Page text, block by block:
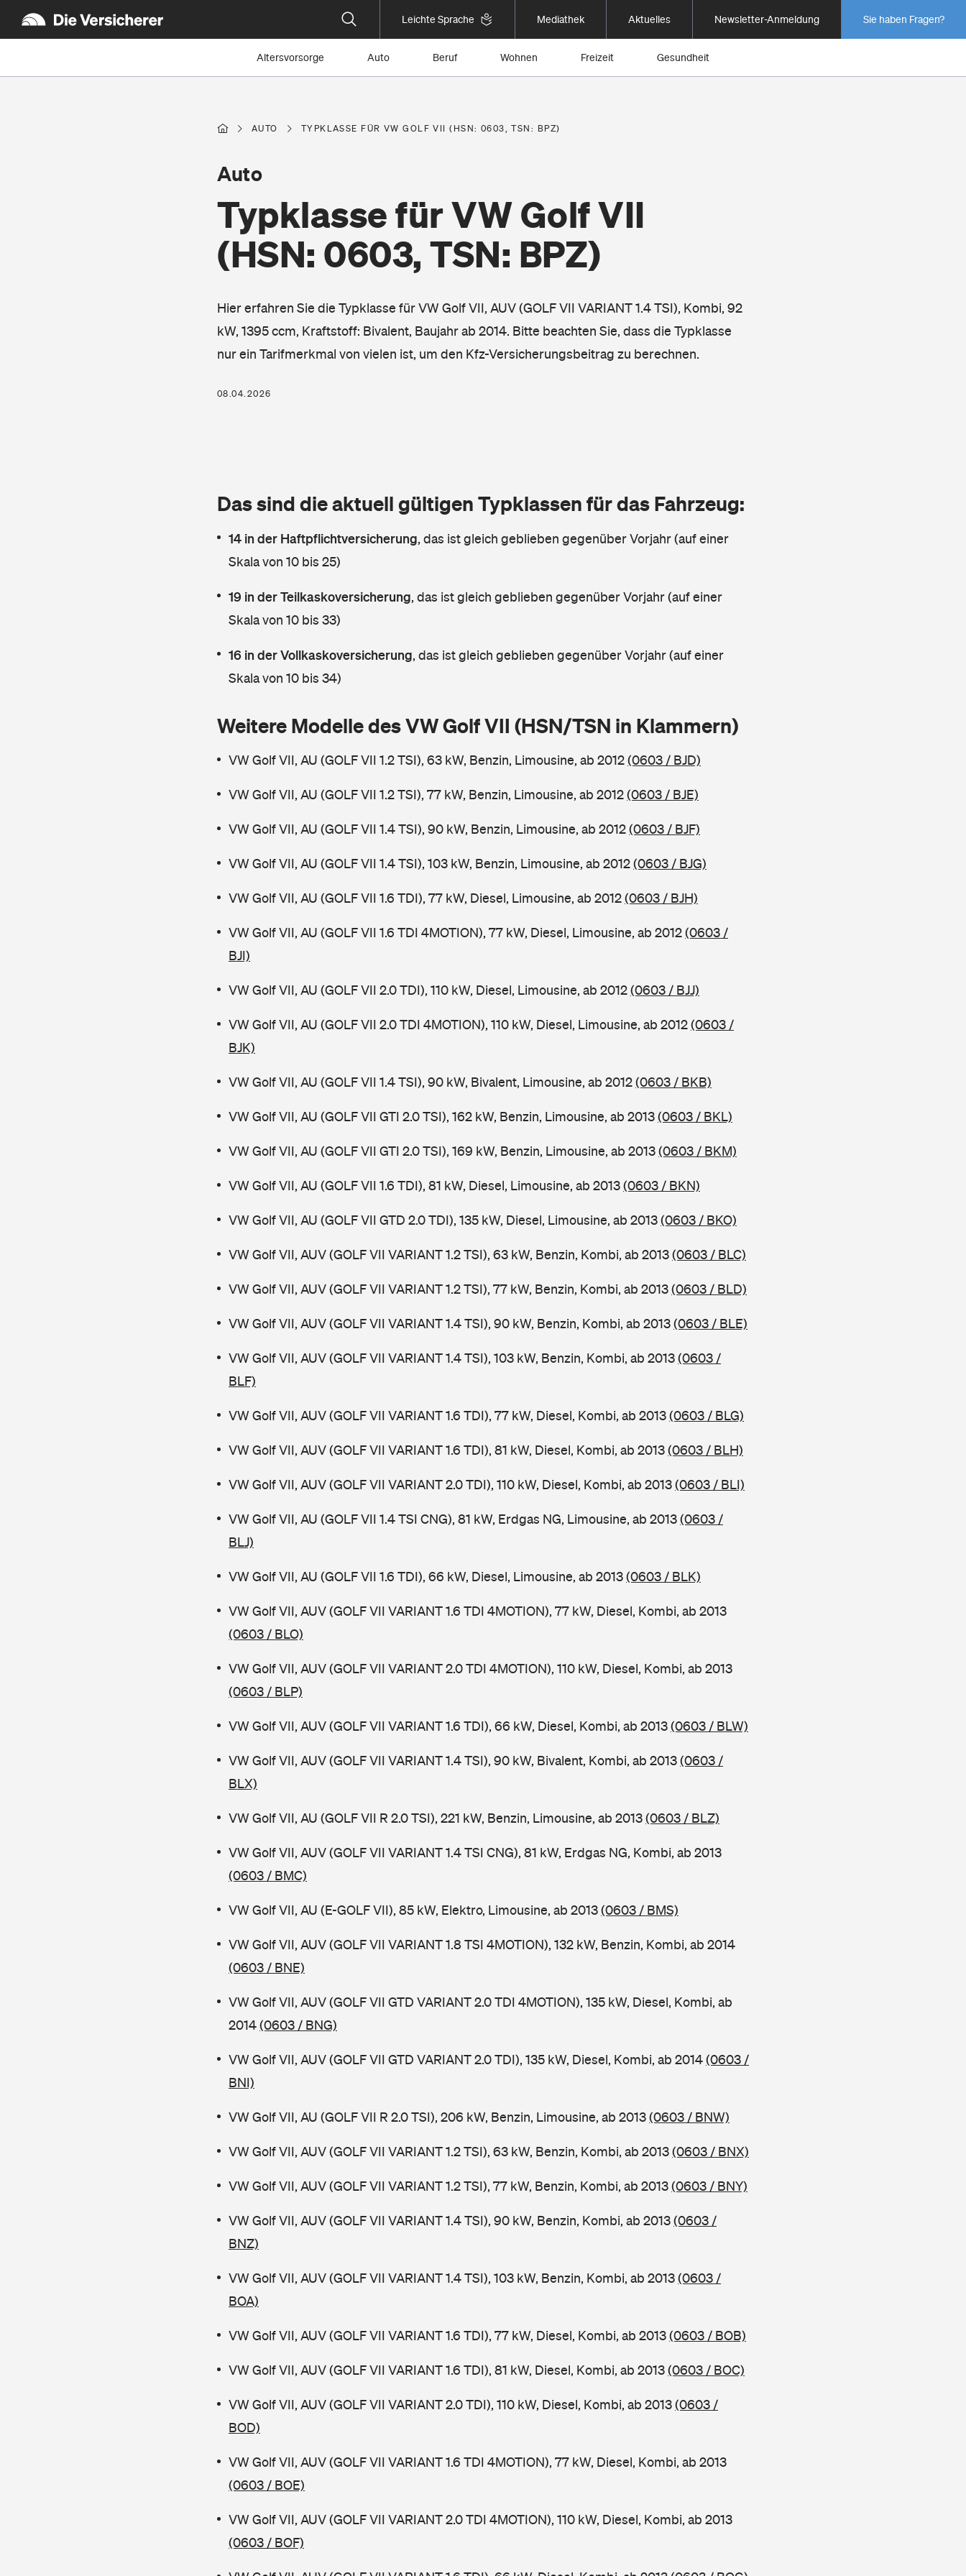
Leichte Sprache Mediathek Aktuelles Newsletter-Anmeldung Sie haben Fragen?
Altersvorsorge Auto Beruf Wohnen Freizeit Gesundheit
AUTO TYPKLASSE FÜR VW GOLF VII (HSN: 0603, TSN: BPZ)
Typklasse für VW Golf VII
(HSN: 0603, TSN: BPZ)
Auto
Hier erfahren Sie die Typklasse für VW Golf VII, AUV (GOLF VII VARIANT 1.4 TSI), Kombi, 92
kW, 1395 ccm, Kraftstoff: Bivalent, Baujahr ab 2014. Bitte beachten Sie, dass die Typklasse
nur ein Tarifmerkmal von vielen ist, um den Kfz-Versicherungsbeitrag zu berechnen.
08.04.2026
Das sind die aktuell gültigen Typklassen für das Fahrzeug:
14 in der Haftpflichtversicherung, das ist gleich geblieben gegenüber Vorjahr (auf einer
Skala von 10 bis 25)
19 in der Teilkaskoversicherung, das ist gleich geblieben gegenüber Vorjahr (auf einer
Skala von 10 bis 33)
16 in der Vollkaskoversicherung, das ist gleich geblieben gegenüber Vorjahr (auf einer
Skala von 10 bis 34)
Weitere Modelle des VW Golf VII (HSN/TSN in Klammern)
VW Golf VII, AU (GOLF VII 1.2 TSI), 63 kW, Benzin, Limousine, ab 2012(0603 / BJD)
VW Golf VII, AU (GOLF VII 1.2 TSI), 77 kW, Benzin, Limousine, ab 2012(0603 / BJE)
VW Golf VII, AU (GOLF VII 1.4 TSI), 90 kW, Benzin, Limousine, ab 2012(0603 / BJF)
VW Golf VII, AU (GOLF VII 1.4 TSI), 103 kW, Benzin, Limousine, ab 2012(0603 / BJG)
VW Golf VII, AU (GOLF VII 1.6 TDI), 77 kW, Diesel, Limousine, ab 2012(0603 / BJH)
VW Golf VII, AU (GOLF VII 1.6 TDI 4MOTION), 77 kW, Diesel, Limousine, ab 2012(0603 /
BJI)
VW Golf VII, AU (GOLF VII 2.0 TDI), 110 kW, Diesel, Limousine, ab 2012(0603 / BJJ)
VW Golf VII, AU (GOLF VII 2.0 TDI 4MOTION), 110 kW, Diesel, Limousine, ab 2012(0603 /
BJK)
VW Golf VII, AU (GOLF VII 1.4 TSI), 90 kW, Bivalent, Limousine, ab 2012(0603 / BKB)
VW Golf VII, AU (GOLF VII GTI 2.0 TSI), 162 kW, Benzin, Limousine, ab 2013(0603 / BKL)
VW Golf VII, AU (GOLF VII GTI 2.0 TSI), 169 kW, Benzin, Limousine, ab 2013(0603 / BKM)
VW Golf VII, AU (GOLF VII 1.6 TDI), 81 kW, Diesel, Limousine, ab 2013(0603 / BKN)
VW Golf VII, AU (GOLF VII GTD 2.0 TDI), 135 kW, Diesel, Limousine, ab 2013(0603 / BKO)
VW Golf VII, AUV (GOLF VII VARIANT 1.2 TSI), 63 kW, Benzin, Kombi, ab 2013(0603 / BLC)
VW Golf VII, AUV (GOLF VII VARIANT 1.2 TSI), 77 kW, Benzin, Kombi, ab 2013(0603 / BLD)
VW Golf VII, AUV (GOLF VII VARIANT 1.4 TSI), 90 kW, Benzin, Kombi, ab 2013(0603 / BLE)
VW Golf VII, AUV (GOLF VII VARIANT 1.4 TSI), 103 kW, Benzin, Kombi, ab 2013(0603 /
BLF)
VW Golf VII, AUV (GOLF VII VARIANT 1.6 TDI), 77 kW, Diesel, Kombi, ab 2013(0603 / BLG)
VW Golf VII, AUV (GOLF VII VARIANT 1.6 TDI), 81 kW, Diesel, Kombi, ab 2013(0603 / BLH)
VW Golf VII, AUV (GOLF VII VARIANT 2.0 TDI), 110 kW, Diesel, Kombi, ab 2013(0603 / BLI)
VW Golf VII, AU (GOLF VII 1.4 TSI CNG), 81 kW, Erdgas NG, Limousine, ab 2013(0603 /
BLJ)
VW Golf VII, AU (GOLF VII 1.6 TDI), 66 kW, Diesel, Limousine, ab 2013(0603 / BLK)
VW Golf VII, AUV (GOLF VII VARIANT 1.6 TDI 4MOTION), 77 kW, Diesel, Kombi, ab 2013
(0603 / BLO)
VW Golf VII, AUV (GOLF VII VARIANT 2.0 TDI 4MOTION), 110 kW, Diesel, Kombi, ab 2013
(0603 / BLP)
VW Golf VII, AUV (GOLF VII VARIANT 1.6 TDI), 66 kW, Diesel, Kombi, ab 2013(0603 / BLW)
VW Golf VII, AUV (GOLF VII VARIANT 1.4 TSI), 90 kW, Bivalent, Kombi, ab 2013(0603 /
BLX)
VW Golf VII, AU (GOLF VII R 2.0 TSI), 221 kW, Benzin, Limousine, ab 2013(0603 / BLZ)
VW Golf VII, AUV (GOLF VII VARIANT 1.4 TSI CNG), 81 kW, Erdgas NG, Kombi, ab 2013
(0603 / BMC)
VW Golf VII, AU (E-GOLF VII), 85 kW, Elektro, Limousine, ab 2013(0603 / BMS)
VW Golf VII, AUV (GOLF VII VARIANT 1.8 TSI 4MOTION), 132 kW, Benzin, Kombi, ab 2014
(0603 / BNE)
VW Golf VII, AUV (GOLF VII GTD VARIANT 2.0 TDI 4MOTION), 135 kW, Diesel, Kombi, ab
2014(0603 / BNG)
VW Golf VII, AUV (GOLF VII GTD VARIANT 2.0 TDI), 135 kW, Diesel, Kombi, ab 2014(0603 /
BNI)
VW Golf VII, AU (GOLF VII R 2.0 TSI), 206 kW, Benzin, Limousine, ab 2013(0603 / BNW)
VW Golf VII, AUV (GOLF VII VARIANT 1.2 TSI), 63 kW, Benzin, Kombi, ab 2013(0603 / BNX)
VW Golf VII, AUV (GOLF VII VARIANT 1.2 TSI), 77 kW, Benzin, Kombi, ab 2013(0603 / BNY)
VW Golf VII, AUV (GOLF VII VARIANT 1.4 TSI), 90 kW, Benzin, Kombi, ab 2013(0603 /
BNZ)
VW Golf VII, AUV (GOLF VII VARIANT 1.4 TSI), 103 kW, Benzin, Kombi, ab 2013(0603 /
BOA)
VW Golf VII, AUV (GOLF VII VARIANT 1.6 TDI), 77 kW, Diesel, Kombi, ab 2013(0603 / BOB)
VW Golf VII, AUV (GOLF VII VARIANT 1.6 TDI), 81 kW, Diesel, Kombi, ab 2013(0603 / BOC)
VW Golf VII, AUV (GOLF VII VARIANT 2.0 TDI), 110 kW, Diesel, Kombi, ab 2013(0603 /
BOD)
VW Golf VII, AUV (GOLF VII VARIANT 1.6 TDI 4MOTION), 77 kW, Diesel, Kombi, ab 2013
(0603 / BOE)
VW Golf VII, AUV (GOLF VII VARIANT 2.0 TDI 4MOTION), 110 kW, Diesel, Kombi, ab 2013
(0603 / BOF)